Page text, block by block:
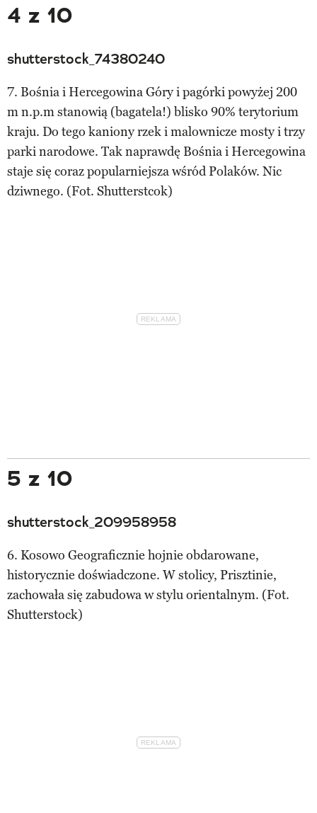
4 z 10
shutterstock_74380240
7. Bośnia i Hercegowina Góry i pagórki powyżej 200
m n.p.m stanowią (bagatela!) blisko 90% terytorium
kraju. Do tego kaniony rzek i malownicze mosty i trzy
parki narodowe. Tak naprawdę Bośnia i Hercegowina
staje się coraz popularniejsza wśród Polaków. Nic
dziwnego. (Fot. Shutterstcok)
5 z 10
shutterstock_209958958
6. Kosowo Geograficznie hojnie obdarowane,
historycznie doświadczone. W stolicy, Prisztinie,
zachowała się zabudowa w stylu orientalnym. (Fot.
Shutterstock)